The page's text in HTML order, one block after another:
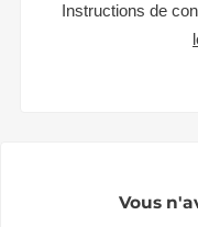
Instructions de
Vous